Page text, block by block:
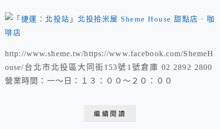
http://www.sheme.tw/https://www.facebook.com/ShemeH
ouse/台北市北投區大同街153號1號倉庫 02 2892 2800
營業時間：一～日：１３：００～２０：００
繼續閱讀